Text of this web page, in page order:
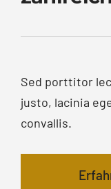
Sed porttitor
justo, lacinia
convallis.